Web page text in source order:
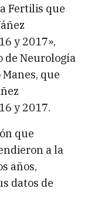
Fertilis que
y 2017»,
de Neurología
que
y 2017.
que
a la
años,
datos de